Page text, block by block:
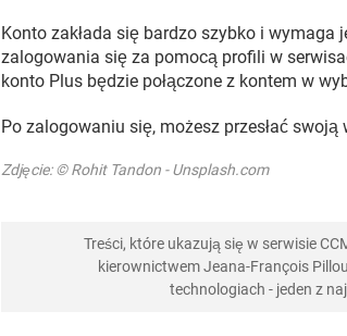
Konto zakłada się bardzo szybko i wymaga
zalogowania się za pomocą profili w
konto Plus będzie połączone z kontem w
Po zalogowaniu się, możesz przesłać
Zdjęcie: © Rohit Tandon - Unsplash.com
Treści, które ukazują się w serwisie
kierownictwem Jeana-François
technologiach - jeden z